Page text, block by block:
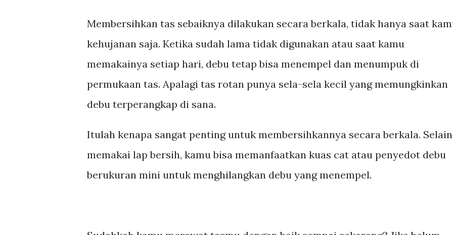
Membersihkan tas sebaiknya dilakukan secara berkala, tidak hanya saat
kehujanan saja. Ketika sudah lama tidak digunakan atau saat kamu
memakainya setiap hari, debu tetap bisa menempel dan menumpuk di
permukaan tas. Apalagi tas rotan punya sela-sela kecil yang memungkinkan
debu terperangkap di sana.
Itulah kenapa sangat penting untuk membersihkannya secara berkala. Selain
memakai lap bersih, kamu bisa memanfaatkan kuas cat atau penyedot debu
berukuran mini untuk menghilangkan debu yang menempel.